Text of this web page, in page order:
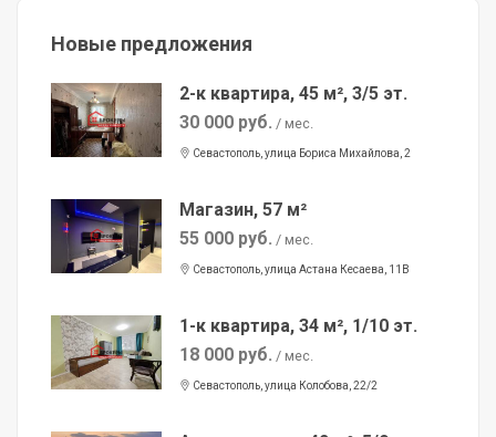
Новые предложения
2-к квартира, 45 м², 3/5 эт.
30 000 руб. / мес.
Севастополь, улица Бориса Михайлова, 2
Магазин, 57 м²
55 000 руб. / мес.
Севастополь, улица Астана Кесаева, 11В
1-к квартира, 34 м², 1/10 эт.
18 000 руб. / мес.
Севастополь, улица Колобова, 22/2